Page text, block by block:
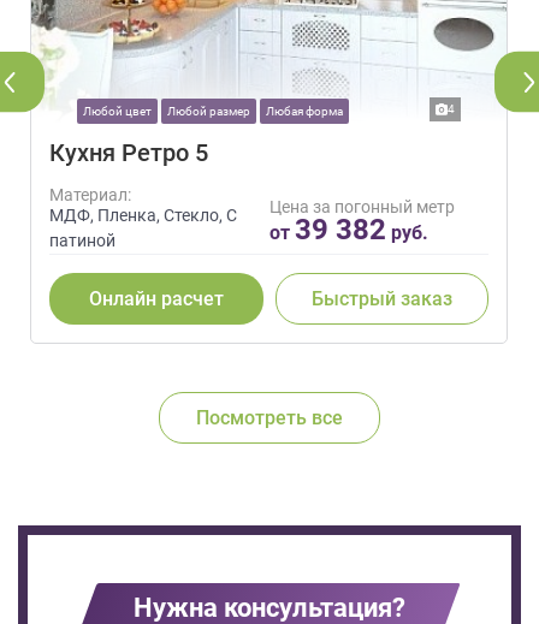
Любой цвет Любой размер Любая форма 4
Кухня Ретро 5
Материал:
МДФ, Пленка, Стекло, С
патиной
Цена за погонный метр
от 39 382 руб.
Онлайн расчет Быстрый заказ
Посмотреть все
Нужна консультация?